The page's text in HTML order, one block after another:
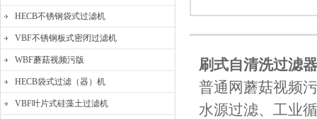
HECB不锈钢袋式过滤机
VBF不锈钢板式密闭过滤机
WBF蘑菇视频污版
HECB袋式过滤（器）机
VBF叶片式硅藻土过滤机
刷式自清洗过滤器
普通网蘑菇视频
水源过滤、工业